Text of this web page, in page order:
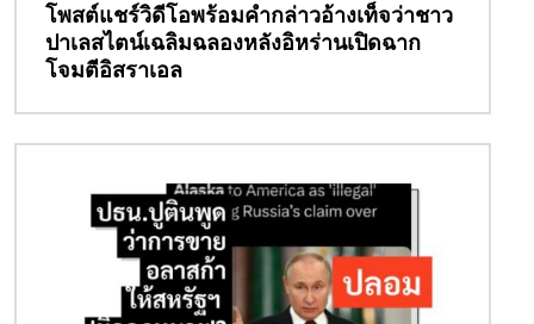
โพสต์แชร์วิดีโอพร้อมคำกล่าวอ้างเท็จว่าชาว
ปาเลสไตน์เฉลิมฉลองหลังอิหร่านเปิดฉาก
โจมตีอิสราเอล